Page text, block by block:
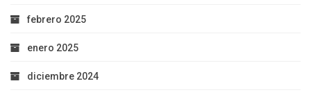
febrero 2025
enero 2025
diciembre 2024